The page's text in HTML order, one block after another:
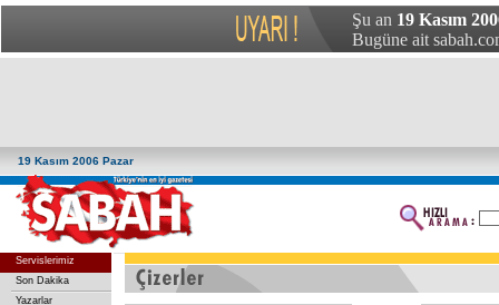
Şu an 19 Kasım
Bugüne ait
19 Kasım 2006 Pazar
Servislerimiz
Son Dakika
Yazarlar